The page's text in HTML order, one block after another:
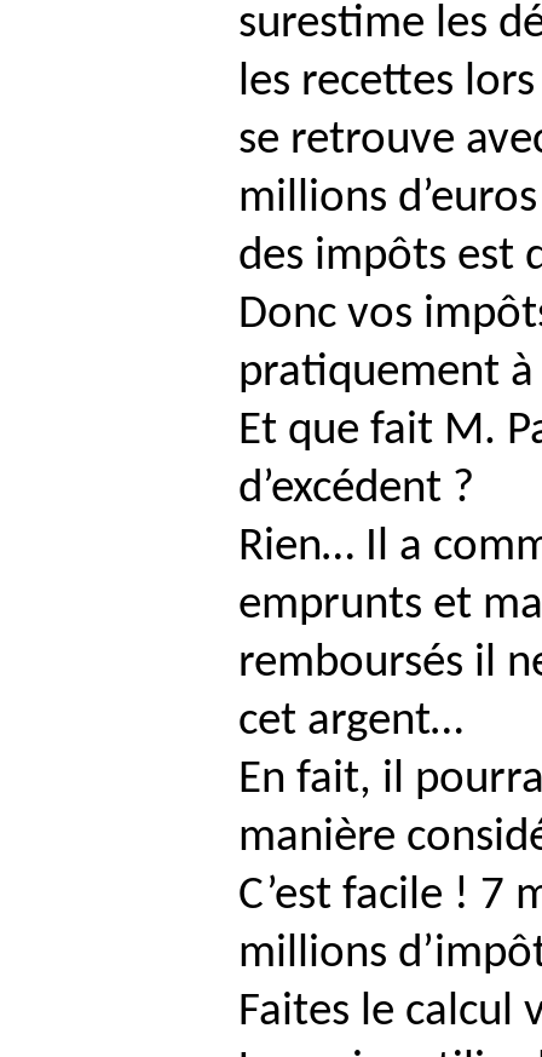
surestime les
les recettes
se retrouve
millions
des impôts est
Donc vos
pratiquement
Et que fait M.
d’excédent ?
Rien… Il a
emprunts et
remboursés il
cet argent…
En fait, il
manière
C’est facile ! 7
millions
Faites le calcul